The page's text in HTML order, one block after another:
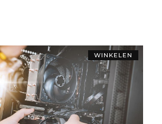
WINKELEN